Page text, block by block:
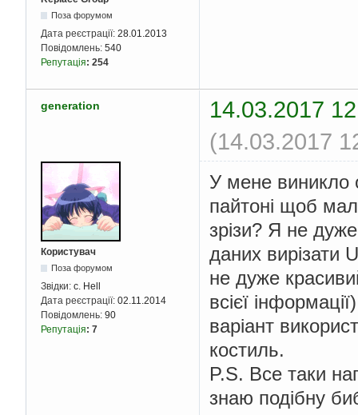
Поза форумом
Дата реєстрації: 28.01.2013
Повідомлень: 540
Репутація: 254
generation
14.03.2017
(14.03.2017
Користувач
Поза форумом
Звідки: c. Hell
Дата реєстрації: 02.11.2014
Повідомлень: 90
Репутація: 7
У мене виникло
пайтоні щоб
зрізи? Я не
даних вирізати
не дуже
всієї
варіант
костиль.
P.S. Все таки
знаю подібну